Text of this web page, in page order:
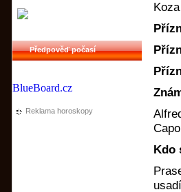
Předpověď počasí
BlueBoard.cz
Reklama horoskopy
Kdo